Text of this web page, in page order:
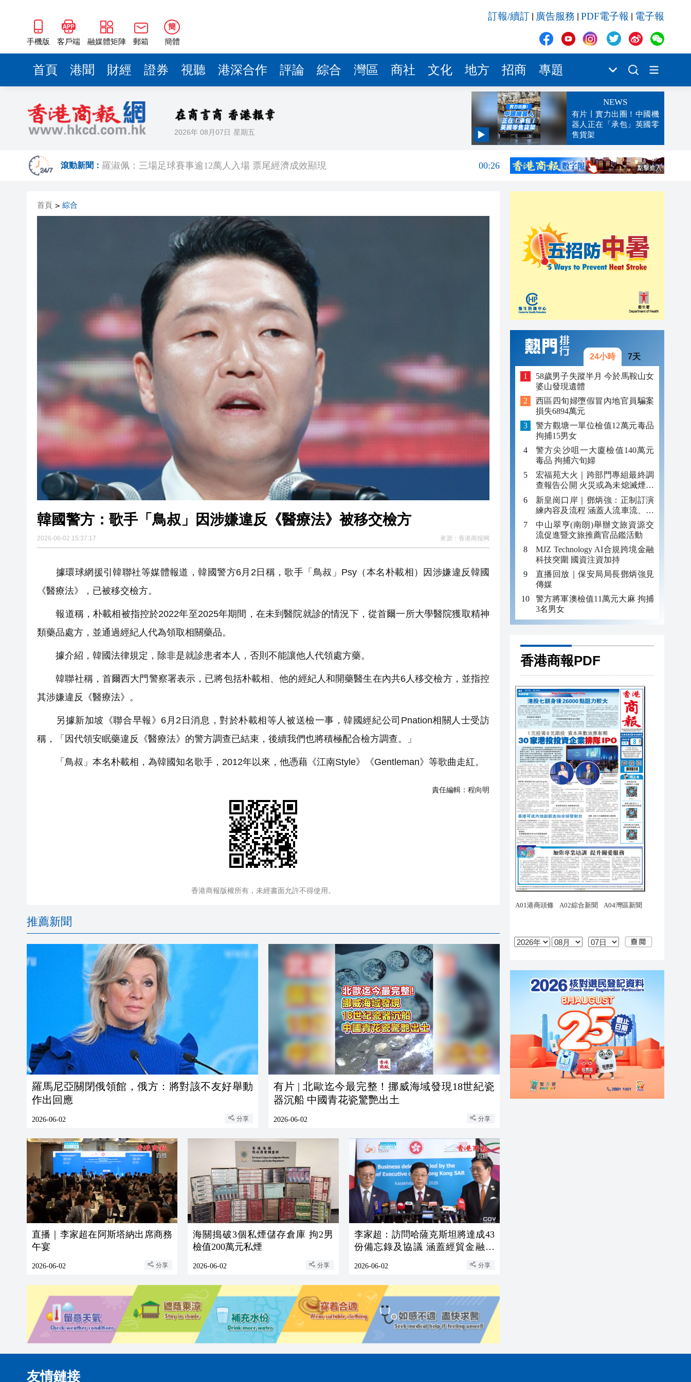
手機版 客戶端 融媒體矩陣 郵箱
簡
簡體
訂報/續訂 廣告服務 PDF電子報 電子報
首頁 港聞 財經 證券 視聽 港深合作 評論 綜合 灣區 商社 文化 地方 招商 專題
2026年 08月07日 星期五
NEWS
有片丨實力出圈！中國機
器人正在「承包」英國零
售貨架
滾動新聞：
00:45
羅淑佩：三場足球賽事逾12萬人入場 票尾經濟成效顯現
00:26
入境處反非法勞工行動拘12人
社署籲市民提防偽冒社署通訊程式賬戶
李家超：鼓勵保險業開發跨境產品 便利灣區居民
車路士主帥星將粉嶺揮桿 為香港行畫圓滿句號
首頁 > 綜合
韓國警方：歌手「鳥叔」因涉嫌違反《醫療法》被移交檢方
2026-06-02 15:37:17 來源： 香港商报网
據環球網援引韓聯社等媒體報道，韓國警方6月2日稱，歌手「鳥叔」Psy（本名朴載相）因涉嫌違反韓國
《醫療法》，已被移交檢方。
報道稱，朴載相被指控於2022年至2025年期間，在未到醫院就診的情況下，從首爾一所大學醫院獲取精神
類藥品處方，並通過經紀人代為領取相關藥品。
據介紹，韓國法律規定，除非是就診患者本人，否則不能讓他人代領處方藥。
韓聯社稱，首爾西大門警察署表示，已將包括朴載相、他的經紀人和開藥醫生在內共6人移交檢方，並指控
其涉嫌違反《醫療法》。
另據新加坡《聯合早報》6月2日消息，對於朴載相等人被送檢一事，韓國經紀公司Pnation相關人士受訪
稱，「因代領安眠藥違反《醫療法》的警方調查已結束，後續我們也將積極配合檢方調查。」
「鳥叔」本名朴載相，為韓國知名歌手，2012年以來，他憑藉《江南Style》《Gentleman》等歌曲走紅。
責任編輯： 程向明
香港商報版權所有，未經書面允許不得使用。
推薦新聞
羅馬尼亞關閉俄領館，俄方：將對該不友好舉動
作出回應
2026-06-02 分享
有片 | 北歐迄今最完整！挪威海域發現18世紀瓷
器沉船 中國青花瓷驚艷出土
2026-06-02 分享
直播｜李家超在阿斯塔納出席商務
午宴
2026-06-02 分享
海關搗破3個私煙儲存倉庫 拘2男
檢值200萬元私煙
2026-06-02 分享
李家超：訪問哈薩克斯坦將達成43
份備忘錄及協議 涵蓋經貿金融及
2026-06-02 分享
24小時 7天
58歲男子失蹤半月 今於馬鞍山女
婆山發現遺體
西區四旬婦墮假冒內地官員騙案
損失6894萬元
警方觀塘一單位檢值12萬元毒品
拘捕15男女
警方尖沙咀一大廈檢值140萬元
毒品 拘捕六旬婦
宏福苑大火｜跨部門專組最終調
查報告公開 火災或為未熄滅煙頭
引發
新皇崗口岸｜鄧炳強：正制訂演
練內容及流程 涵蓋人流車流、緊
急應變等
中山翠亨(南朗)舉辦文旅資源交
流促進暨文旅推薦官品鑑活動
MJZ Technology AI合規跨境金融
科技突圍 國資注資加持
直播回放｜保安局局長鄧炳強見
傳媒
警方將軍澳檢值11萬元大麻 拘捕
3名男女
香港商報PDF
友情鏈接